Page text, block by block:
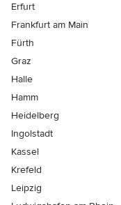
Erfurt
Frankfurt am Main
Fürth
Graz
Halle
Hamm
Heidelberg
Ingolstadt
Kassel
Krefeld
Leipzig